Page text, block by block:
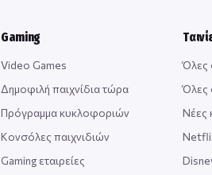
Gaming
Video Games
Δημοφιλή παιχνίδια τώρα
Πρόγραμμα κυκλοφοριών
Κονσόλες παιχνιδιών
Gaming εταιρείες
Όλες
Όλες
Νέες